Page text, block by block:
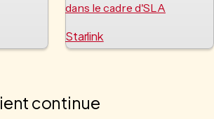
dans le cadre d'SLA
Starlink
continue